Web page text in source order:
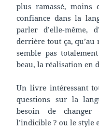
plus ramassé,
confiance dans la
parler d’elle-même,
derrière tout ça,
semble pas
beau, la réalisation en
Un livre intéressant
questions sur la
besoin de
l’indicible ? ou le style